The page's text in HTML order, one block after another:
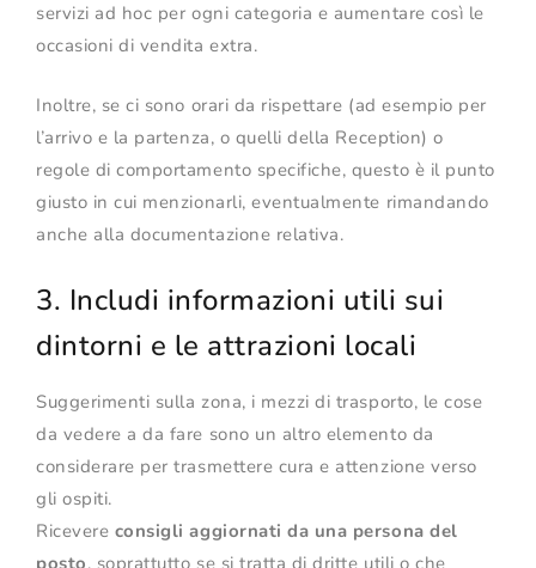
servizi ad hoc per ogni categoria e aumentare così le
occasioni di vendita extra.
Inoltre, se ci sono orari da rispettare (ad esempio per
l’arrivo e la partenza, o quelli della Reception) o
regole di comportamento specifiche, questo è il punto
giusto in cui menzionarli, eventualmente rimandando
anche alla documentazione relativa.
3. Includi informazioni utili sui
dintorni e le attrazioni locali
Suggerimenti sulla zona, i mezzi di trasporto, le cose
da vedere a da fare sono un altro elemento da
considerare per trasmettere cura e attenzione verso
gli ospiti.
Ricevere consigli aggiornati da una persona del